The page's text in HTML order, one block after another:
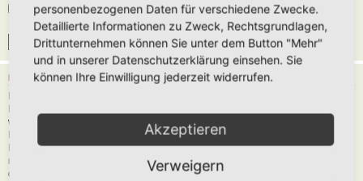
Meinen Online-Status während dieser Sitzung verbergen
REGISTRIEREN
weitere Funktionen zuzugreifen. Die Board-Administration kann registrierten
Benutzern auch zusätzliche Berechtigungen zuweisen. Beachte bitte unsere
Nutzungsbedingungen und die verwandten Regelungen, bevor du dich
registrierst. Bitte beachte auch die jeweiligen Forenregeln, wenn du dich in
diesem Board bewegst.
personenbezogenen Daten für verschiedene Zwecke.
Detaillierte Informationen zu Zweck, Rechtsgrundlagen,
Drittunternehmen können Sie unter dem Button "Mehr"
und in unserer Datenschutzerklärung einsehen. Sie
können Ihre Einwilligung jederzeit widerrufen.
Akzeptieren
Verweigern